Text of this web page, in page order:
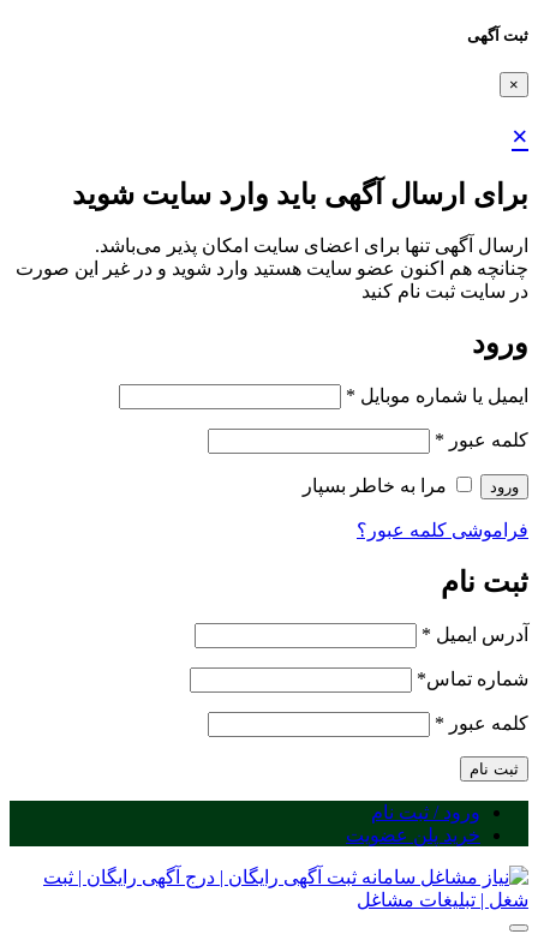
ثبت آگهی
×
×
برای ارسال آگهی باید وارد سایت شوید
ارسال آگهی تنها برای اعضای سایت امکان پذیر می‌باشد.
چنانچه هم‌ اکنون عضو سایت هستید وارد شوید و در غیر این صورت
در سایت ثبت نام کنید
ورود
ایمیل یا شماره موبایل *
کلمه عبور *
ورود مرا به خاطر بسپار
فراموشی کلمه عبور؟
ثبت نام
آدرس ایمیل *
شماره تماس*
کلمه عبور *
ثبت نام
ورود / ثبت نام
خرید پلن عضویت